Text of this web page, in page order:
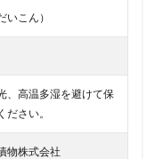
いこん）
、高温多湿を避けて保
ださい。
物株式会社